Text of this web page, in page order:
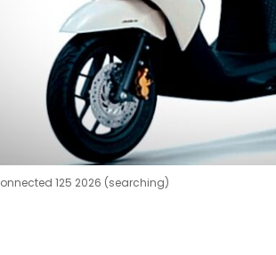
125 2026 (searching)